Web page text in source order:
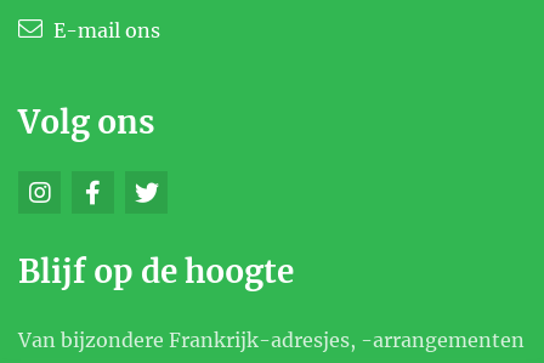
- Flassans – Brignoles 18 holes 6.367 m Par 72
E-mail ons
Volg ons
Blijf op de hoogte
Van bijzondere Frankrijk-adresjes, -arrangementen